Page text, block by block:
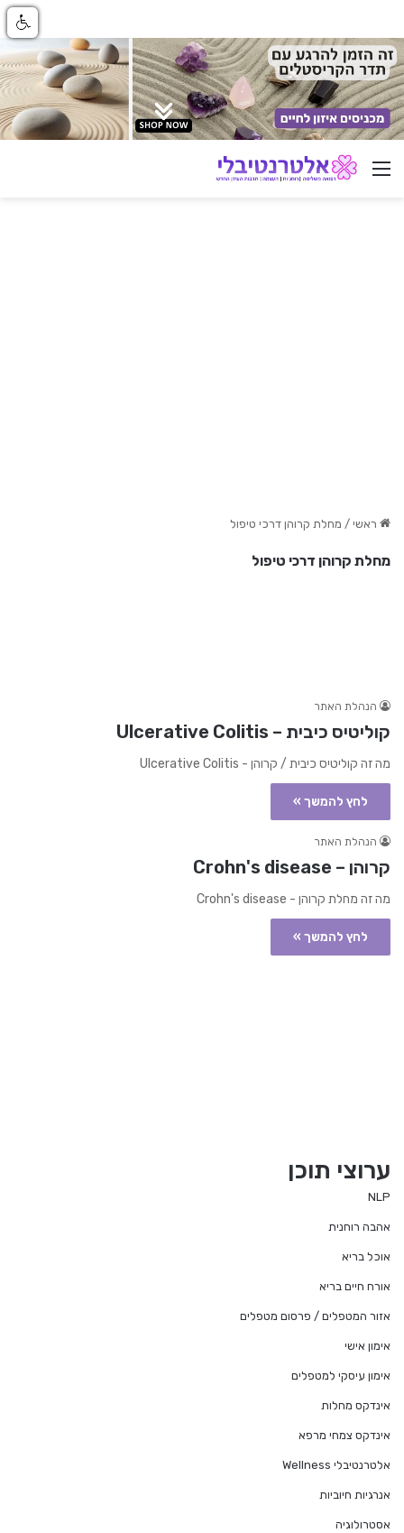
ניווט באתר
ראשי / מחלת קרוהן דרכי טיפול
מחלת קרוהן דרכי טיפול
הנהלת האתר
קוליטיס כיבית – Ulcerative Colitis
מה זה קוליטיס כיבית / קרוהן - Ulcerative Colitis
לחץ להמשך »
הנהלת האתר
קרוהן – Crohn's disease
מה זה מחלת קרוהן - Crohn's disease
לחץ להמשך »
ערוצי תוכן
NLP
אהבה רוחנית
אוכל בריא
אורח חיים בריא
אזור המטפלים / פרסום מטפלים
אימון אישי
אימון עיסקי למטפלים
אינדקס מחלות
אינדקס צמחי מרפא
אלטרנטיבלי Wellness
אנרגיות חיוביות
אסטרולוגיה